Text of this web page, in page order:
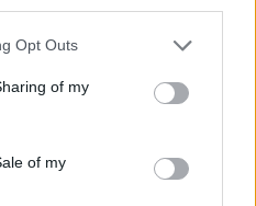
Opt Outs
of my
of my
http://www.nagyhazi.hu
festmények és műtárgyak,
és ezüst tárgyak, ékszerek,
aukcionálása. Hagyatékok és